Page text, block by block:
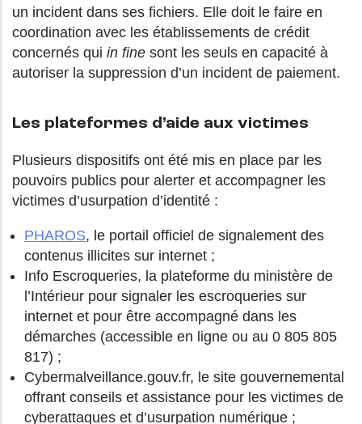
un incident dans ses fichiers. Elle doit le faire en
coordination avec les établissements de crédit
concernés qui in fine sont les seuls en capacité à
autoriser la suppression d’un incident de paiement.
Les plateformes d’aide aux victimes
Plusieurs dispositifs ont été mis en place par les
pouvoirs publics pour alerter et accompagner les
victimes d’usurpation d’identité :
PHAROS, le portail officiel de signalement des
contenus illicites sur internet ;
Info Escroqueries, la plateforme du ministère de
l’Intérieur pour signaler les escroqueries sur
internet et pour être accompagné dans les
démarches (accessible en ligne ou au 0 805 805
817) ;
Cybermalveillance.gouv.fr, le site gouvernemental
offrant conseils et assistance pour les victimes de
cyberattaques et d’usurpation numérique ;